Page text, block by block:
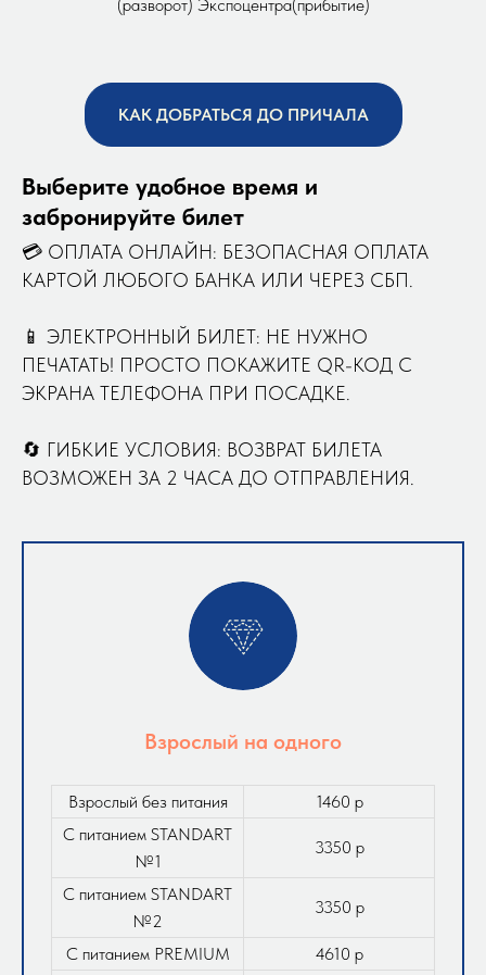
(разворот) Экспоцентра(прибытие)
КАК ДОБРАТЬСЯ ДО ПРИЧАЛА
Выберите удобное время и
забронируйте билет
💳 ОПЛАТА ОНЛАЙН: БЕЗОПАСНАЯ ОПЛАТА
КАРТОЙ ЛЮБОГО БАНКА ИЛИ ЧЕРЕЗ СБП.
📱 ЭЛЕКТРОННЫЙ БИЛЕТ: НЕ НУЖНО
ПЕЧАТАТЬ! ПРОСТО ПОКАЖИТЕ QR-КОД С
ЭКРАНА ТЕЛЕФОНА ПРИ ПОСАДКЕ.
🔄 ГИБКИЕ УСЛОВИЯ: ВОЗВРАТ БИЛЕТА
ВОЗМОЖЕН ЗА 2 ЧАСА ДО ОТПРАВЛЕНИЯ.
Взрослый на одного
Взрослый без питания
1460 р
С питанием STANDART
№1
3350 р
С питанием STANDART
№2
3350 р
С питанием PREMIUM
4610 р